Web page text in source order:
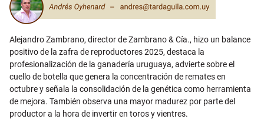
Alejandro Zambrano, director de Zambrano & Cía., hizo un balance
positivo de la zafra de reproductores 2025, destaca la
profesionalización de la ganadería uruguaya, advierte sobre el
cuello de botella que genera la concentración de remates en
octubre y señala la consolidación de la genética como herramienta
de mejora. También observa una mayor madurez por parte del
productor a la hora de invertir en toros y vientres.